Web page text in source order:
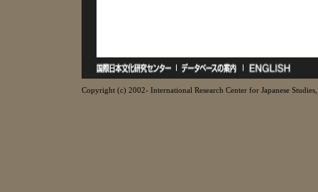
Copyright (c) 2002- International Research Center for Japanese